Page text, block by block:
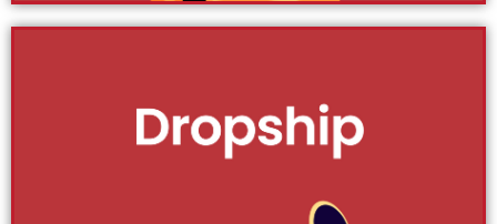
Rancangan